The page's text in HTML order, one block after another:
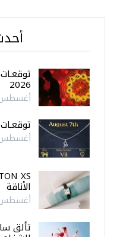
2026
أغسطس 7,
توقعـات
أغسطس 7,
الأناقة
أغسطس 7,